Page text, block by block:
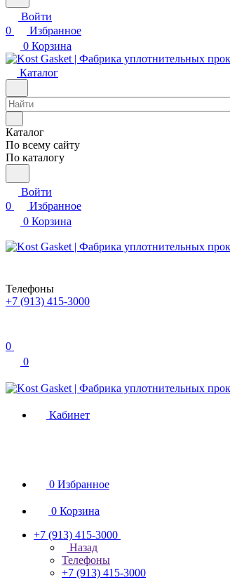
Войти
0
Избранное
0 Корзина
Каталог
Каталог
По всему сайту
По каталогу
Войти
0
Избранное
0 Корзина
Телефоны
+7 (913) 415-3000
0
0
Кабинет
0 Избранное
0 Корзина
+7 (913) 415-3000
Назад
Телефоны
+7 (913) 415-3000